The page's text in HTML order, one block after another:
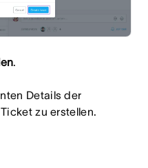
.
Details der
zu erstellen.